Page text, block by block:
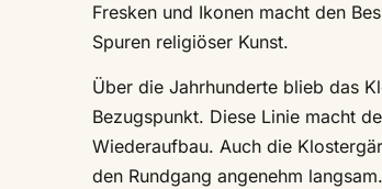
Fresken und Ikonen macht den
Spuren religiöser Kunst.
Über die Jahrhunderte blieb das
Bezugspunkt. Diese Linie macht
Wiederaufbau. Auch die
den Rundgang angenehm langsam.